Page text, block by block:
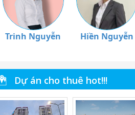
Trinh Nguyễn Hiền Nguyễn
Dự án cho thuê hot!!!